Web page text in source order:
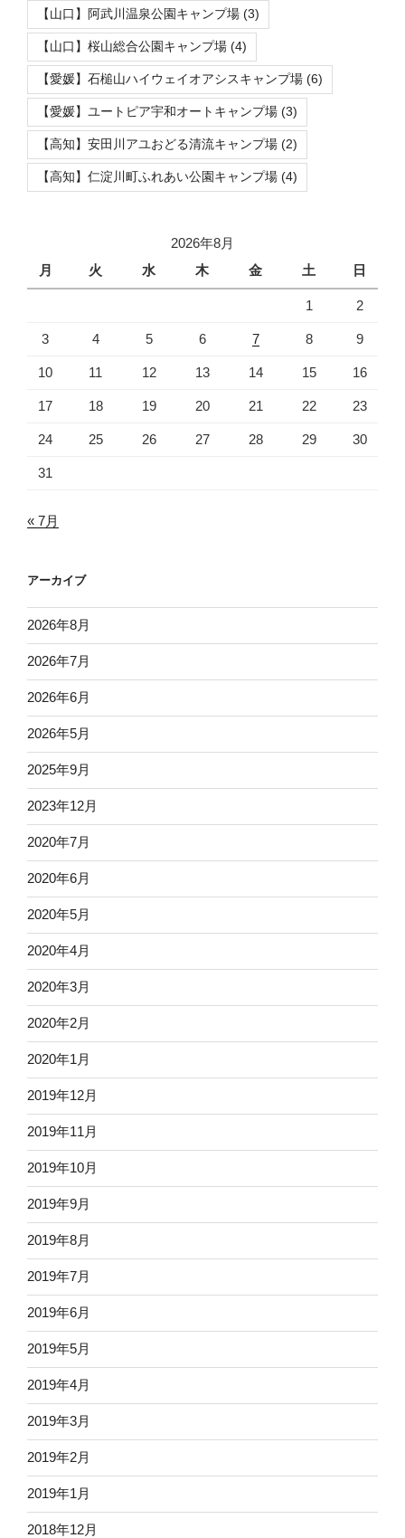
【山口】阿武川温泉公園キャンプ場 (3)
【山口】桜山総合公園キャンプ場 (4)
【愛媛】石槌山ハイウェイオアシスキャンプ場 (6)
【愛媛】ユートピア宇和オートキャンプ場 (3)
【高知】安田川アユおどる清流キャンプ場 (2)
【高知】仁淀川町ふれあい公園キャンプ場 (4)
2026年8月
月
火 水 木 金 土 日
1 2
3 4 5 6 7 8 9
10 11 12 13 14 15 16
17 18 19 20 21 22 23
24 25 26 27 28 29 30
31
« 7月
アーカイブ
2026年8月
2026年7月
2026年6月
2026年5月
2025年9月
2023年12月
2020年7月
2020年6月
2020年5月
2020年4月
2020年3月
2020年2月
2020年1月
2019年12月
2019年11月
2019年10月
2019年9月
2019年8月
2019年7月
2019年6月
2019年5月
2019年4月
2019年3月
2019年2月
2019年1月
2018年12月